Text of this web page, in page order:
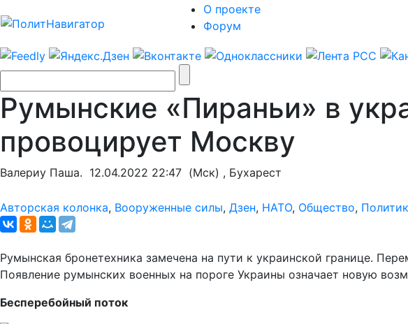
О проекте
Форум
Румынские «Пираньи» в
провоцирует Москву
Валериу Паша. 12.04.2022 22:47 (Мск) , Бухарест
Авторская колонка, Вооруженные силы, Дзен, НАТО, Общество,
Румынская бронетехника замечена на пути к украинской границе.
Появление румынских военных на пороге Украины означает новую
Бесперебойный поток